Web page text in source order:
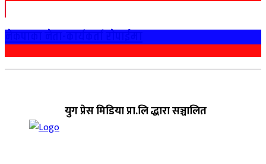
युग प्रेस मिडिया प्रा.लि द्धारा सञ्चालित